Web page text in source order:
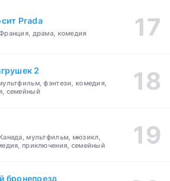
Prada
драма, комедия
2
фэнтези, комедия,
семейный
мультфильм, мюзикл,
приключения, семейный
бронепоезд